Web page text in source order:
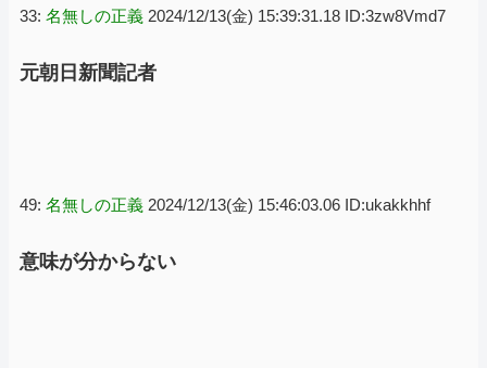
33: 名無しの正義 2024/12/13(金) 15:39:31.18 ID:3zw8Vmd7
元朝日新聞記者
49: 名無しの正義 2024/12/13(金) 15:46:03.06 ID:ukakkhhf
意味が分からない